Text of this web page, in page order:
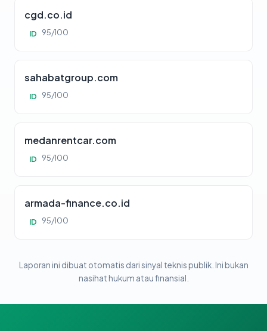
cgd.co.id
ID 95/100
sahabatgroup.com
ID 95/100
medanrentcar.com
ID 95/100
armada-finance.co.id
ID 95/100
Laporan ini dibuat otomatis dari sinyal teknis publik. Ini bukan
nasihat hukum atau finansial.